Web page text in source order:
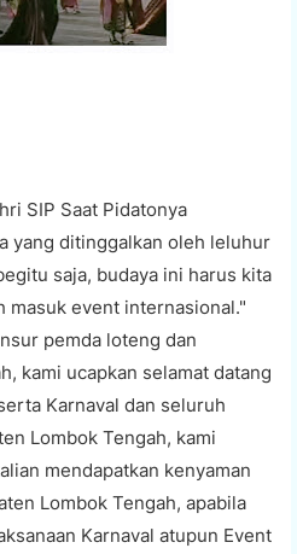
SIP Saat Pidatonya
yang ditinggalkan oleh leluhur
saja, budaya ini harus kita
masuk event internasional."
pemda loteng dan
kami ucapkan selamat datang
Karnaval dan seluruh
Lombok Tengah, kami
mendapatkan kenyaman
Lombok Tengah, apabila
Karnaval atupun Event